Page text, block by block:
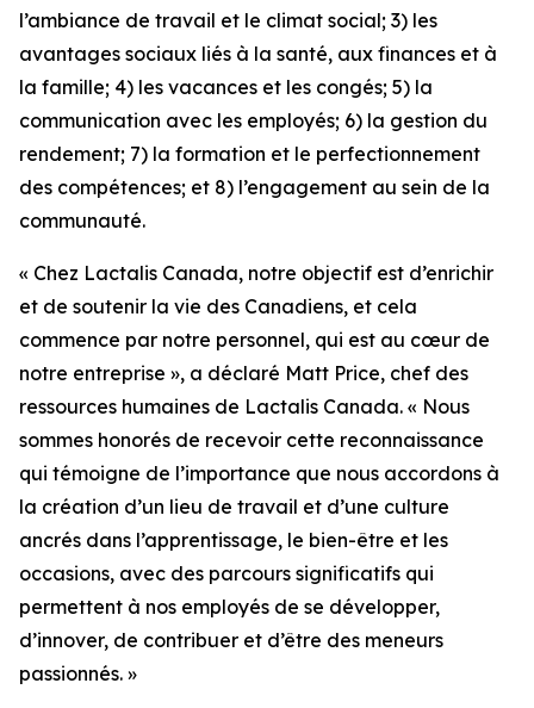
l’ambiance de travail et le climat social; 3) les
avantages sociaux liés à la santé, aux finances et à
la famille; 4) les vacances et les congés; 5) la
communication avec les employés; 6) la gestion du
rendement; 7) la formation et le perfectionnement
des compétences; et 8) l’engagement au sein de la
communauté.
« Chez Lactalis Canada, notre objectif est d’enrichir
et de soutenir la vie des Canadiens, et cela
commence par notre personnel, qui est au cœur de
notre entreprise », a déclaré Matt Price, chef des
ressources humaines de Lactalis Canada. « Nous
sommes honorés de recevoir cette reconnaissance
qui témoigne de l’importance que nous accordons à
la création d’un lieu de travail et d’une culture
ancrés dans l’apprentissage, le bien-être et les
occasions, avec des parcours significatifs qui
permettent à nos employés de se développer,
d’innover, de contribuer et d’être des meneurs
passionnés. »